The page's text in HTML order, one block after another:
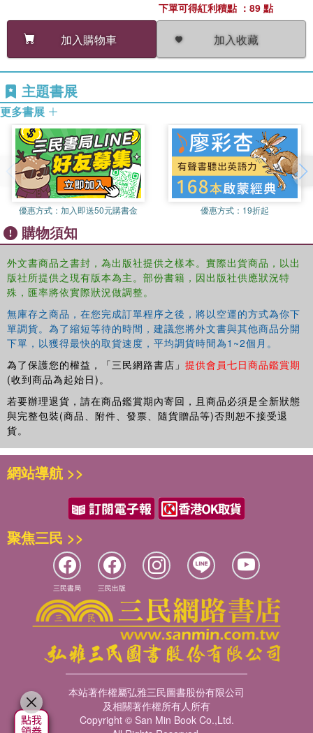
加入購物車 加入收藏
下單可得紅利積點 ：89 點
主題書展
更多書展
優惠方式： 加入即送50元購書金 優惠方式： 19折起
購物須知
外文書商品之書封，為出版社提供之樣本。實際出貨商品，以出
版社所提供之現有版本為主。部份書籍，因出版社供應狀況特
殊，匯率將依實際狀況做調整。
無庫存之商品，在您完成訂單程序之後，將以空運的方式為你下
單調貨。為了縮短等待的時間，建議您將外文書與其他商品分開
下單，以獲得最快的取貨速度，平均調貨時間為1~2個月。
為了保護您的權益，「三民網路書店」 提供會員七日商品鑑賞期
(收到商品為起始日)。
若要辦理退貨，請在商品鑑賞期內寄回，且商品必須是全新狀態
與完整包裝(商品、附件、發票、隨貨贈品等)否則恕不接受退
貨。
網站導航 >>
聚焦三民 >>
三民書局 三民出版
本站著作權屬弘雅三民圖書股份有限公司
及相關著作權所有人所有
Copyright © San Min Book Co.,Ltd.